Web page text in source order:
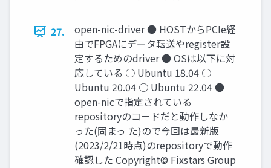
27.
open-nic-driver ● HOSTからPCIe経
由でFPGAにデータ転送やregister設
定するためのdriver ● OSは以下に対
応している ○ Ubuntu 18.04 ○
Ubuntu 20.04 ○ Ubuntu 22.04 ●
open-nicで指定されている
repositoryのコードだと動作しなか
った(固まっ た)ので今回は最新版
(2023/2/21時点)のrepositoryで動作
確認した Copyright© Fixstars Group